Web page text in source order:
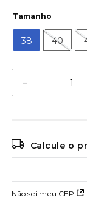
Tamanho
38 40
－
Calcule o
Não sei meu CEP